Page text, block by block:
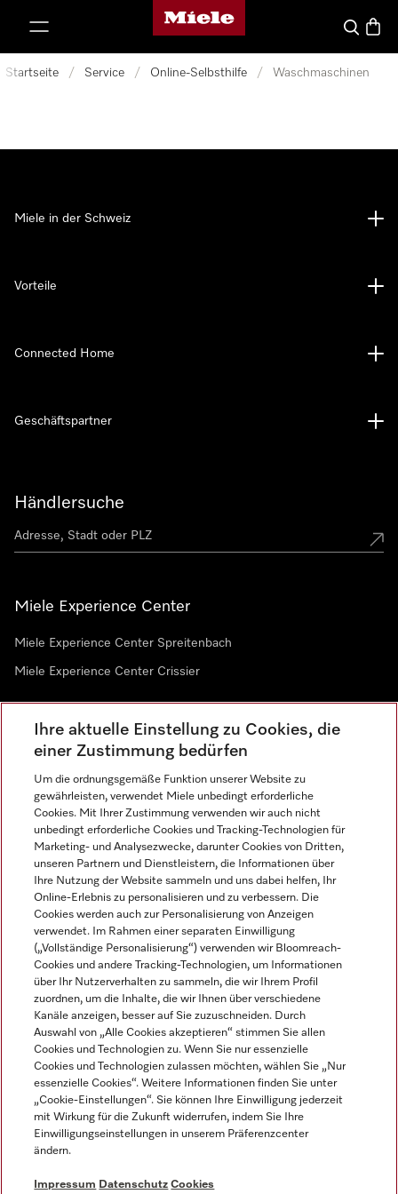
Miele-Homepage
Suche
Startseite / Service / Online-Selbsthilfe / Waschmaschinen
Händlersuche
Miele Experience Center
Miele Experience Center Spreitenbach
Miele Experience Center Crissier
Newsletter
Sprache
DEUTSCH
Miele in der Schweiz
Vorteile
Connected Home
Geschäftspartner
Impressum
Datenschutz
Miele auf YoutubeMiele auf Instagram
Miele auf Facebook
Miele auf LinkedInMiele auf LinkedIn
Ihre aktuelle Einstellung zu Cookies, die
einer Zustimmung bedürfen
Um die ordnungsgemäße Funktion unserer Website zu
gewährleisten, verwendet Miele unbedingt erforderliche
Cookies. Mit Ihrer Zustimmung verwenden wir auch nicht
unbedingt erforderliche Cookies und Tracking-Technologien für
Marketing- und Analysezwecke, darunter Cookies von Dritten,
unseren Partnern und Dienstleistern, die Informationen über
Ihre Nutzung der Website sammeln und uns dabei helfen, Ihr
Online-Erlebnis zu personalisieren und zu verbessern. Die
Cookies werden auch zur Personalisierung von Anzeigen
verwendet. Im Rahmen einer separaten Einwilligung
(„Vollständige Personalisierung“) verwenden wir Bloomreach-
Cookies und andere Tracking-Technologien, um Informationen
über Ihr Nutzerverhalten zu sammeln, die wir Ihrem Profil
zuordnen, um die Inhalte, die wir Ihnen über verschiedene
Kanäle anzeigen, besser auf Sie zuzuschneiden. Durch
Auswahl von „Alle Cookies akzeptieren“ stimmen Sie allen
Cookies und Technologien zu. Wenn Sie nur essenzielle
Cookies und Technologien zulassen möchten, wählen Sie „Nur
essenzielle Cookies“. Weitere Informationen finden Sie unter
„Cookie-Einstellungen“. Sie können Ihre Einwilligung jederzeit
mit Wirkung für die Zukunft widerrufen, indem Sie Ihre
Einwilligungseinstellungen in unserem Präferenzcenter
ändern.
Impressum Datenschutz Cookies